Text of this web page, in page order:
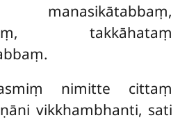
takkāhataṃ
nimitte cittaṃ
vikkhambhanti, sati